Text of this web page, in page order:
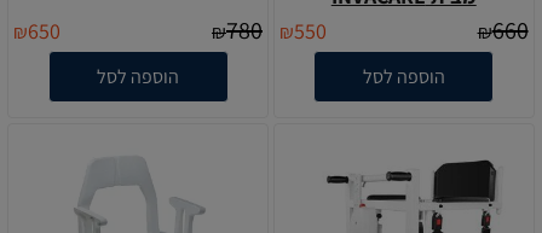
₪660
₪550
הוספה לסל
₪780
₪650
הוספה לסל